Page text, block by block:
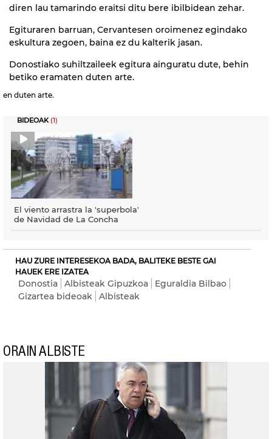
diren lau tamarindo eraitsi ditu bere ibilbidean zehar.
Egituraren barruan, Cervantesen oroimenez egindako
eskultura zegoen, baina ez du kalterik jasan.
Donostiako suhiltzaileek egitura ainguratu dute, behin
betiko eramaten duten arte.
en duten arte.
BIDEOAK (1)
El viento arrastra la 'superbola'
de Navidad de La Concha
HAU ZURE INTERESEKOA BADA, BALITEKE BESTE GAI
HAUEK ERE IZATEA
Donostia Albisteak Gipuzkoa
Eguraldia Bilbao
Gizartea bideoak
Albisteak
ORAIN ALBISTE